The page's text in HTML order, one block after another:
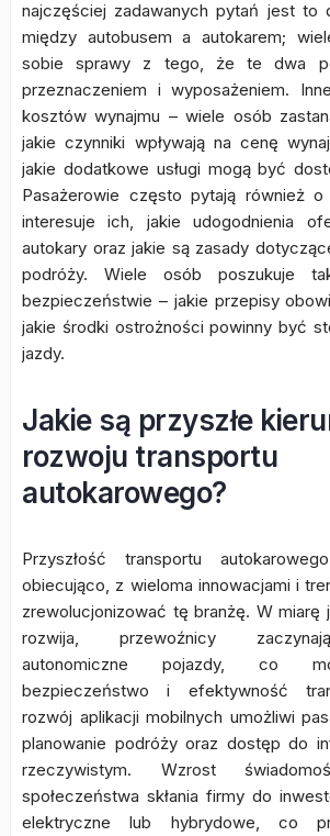
najczęściej zadawanych pytań jest to
między autobusem a autokarem;
sobie sprawy z tego, że te dwa
przeznaczeniem i wyposażeniem.
kosztów wynajmu – wiele osób
jakie czynniki wpływają na cenę
jakie dodatkowe usługi mogą być
Pasażerowie często pytają również
interesuje ich, jakie udogodnienia
autokary oraz jakie są zasady
podróży. Wiele osób poszukuje
bezpieczeństwie – jakie przepisy
jakie środki ostrożności powinny być
jazdy.
Jakie są przyszłe
rozwoju transportu
autokarowego?
Przyszłość transportu
obiecująco, z wieloma innowacjami i
zrewolucjonizować tę branżę. W miarę
rozwija, przewoźnicy
autonomiczne pojazdy, co
bezpieczeństwo i efektywność
rozwój aplikacji mobilnych umożliwi
planowanie podróży oraz dostęp do
rzeczywistym. Wzrost
społeczeństwa skłania firmy do
elektryczne lub hybrydowe, co